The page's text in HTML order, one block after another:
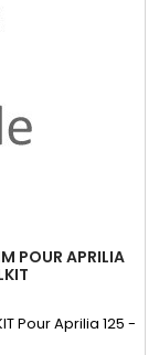
POUR APRILIA
Pour Aprilia 125 -